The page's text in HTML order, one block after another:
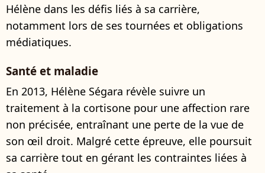
Hélène dans les défis liés à sa carrière,
notamment lors de ses tournées et obligations
médiatiques.
Santé et maladie
En 2013, Hélène Ségara révèle suivre un
traitement à la cortisone pour une affection rare
non précisée, entraînant une perte de la vue de
son œil droit. Malgré cette épreuve, elle poursuit
sa carrière tout en gérant les contraintes liées à